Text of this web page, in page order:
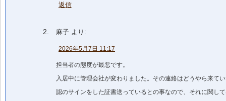
返信
麻子 より:
2026年5月7日 11:17
担当者の態度が最悪です。
入居中に管理会社が変わりました。その連絡はどうやら来て
認のサインをした証書送っているとの事なので、それに関し